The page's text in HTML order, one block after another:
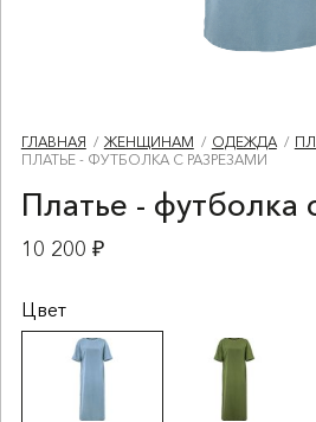
ГЛАВНАЯ ЖЕНЩИНАМ ОДЕЖДА
ПЛАТЬЕ - ФУТБОЛКА С РАЗРЕЗАМИ
Платье - футболка
10 200 ₽
Цвет